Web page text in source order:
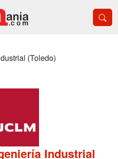
(Toledo)
Industrial